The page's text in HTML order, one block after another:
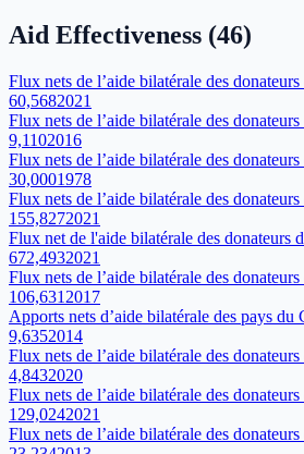
Aid Effectiveness (46)
Flux nets de l’aide bilatérale des
60,5682021
Flux nets de l’aide bilatérale des
9,1102016
Flux nets de l’aide bilatérale des
30,0001978
Flux nets de l’aide bilatérale des
155,8272021
Flux net de l'aide bilatérale des
672,4932021
Flux nets de l’aide bilatérale des
106,631 2017
Apports nets d’aide bilatérale des pays
9,6352014
Flux nets de l’aide bilatérale des
4,8432020
Flux nets de l’aide bilatérale des
129,0242021
Flux nets de l’aide bilatérale des